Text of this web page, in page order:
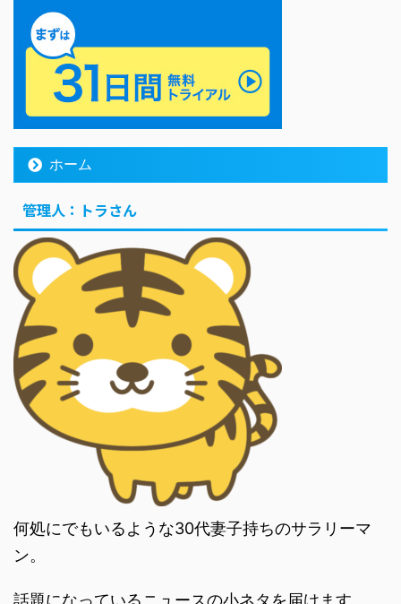
ホーム
管理人：トラさん
何処にでもいるような30代妻子持ちのサラリーマ
ン。
話題になっているニュースの小ネタを届けます。